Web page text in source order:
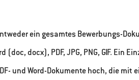
ein gesamtes Bewerbungs-
(doc, docx), PDF, JPG, PNG, GIF. Ein
und Word-Dokumente hoch, die